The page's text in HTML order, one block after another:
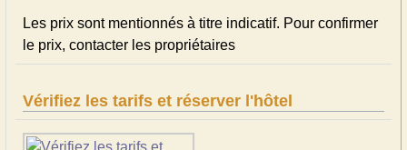
Les prix sont mentionnés à titre indicatif. Pour confirmer
le prix, contacter les propriétaires
Vérifiez les tarifs et réserver l'hôtel